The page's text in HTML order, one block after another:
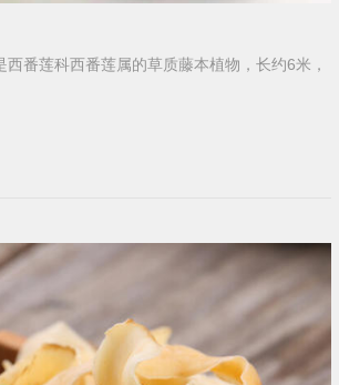
番莲科西番莲属的草质藤本植物，长约6米，